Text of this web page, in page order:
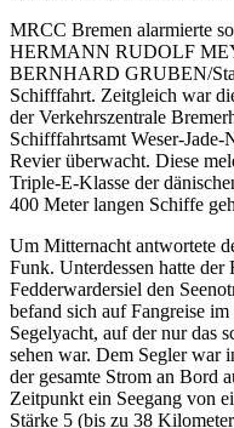
MRCC Bremen alarmierte
HERMANN RUDOLF
BERNHARD GRUBEN/
Schifffahrt. Zeitgleich war
der Verkehrszentrale
Schifffahrtsamt Weser-
Revier überwacht. Diese
Triple-E-Klasse der
400 Meter langen Schiffe
Um Mitternacht antwortete
Funk. Unterdessen hatte der
Fedderwardersiel den
befand sich auf Fangreise
Segelyacht, auf der nur das
sehen war. Dem Segler war
der gesamte Strom an Bord
Zeitpunkt ein Seegang von
Stärke 5 (bis zu 38